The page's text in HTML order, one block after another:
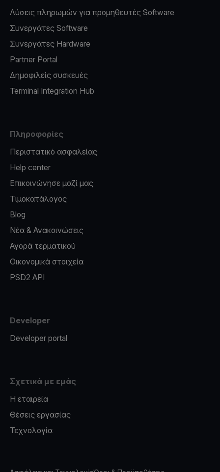
Λύσεις πληρωμών για προμηθευτές Software
Συνεργάτες Software
Συνεργάτες Hardware
Partner Portal
Δημοφιλείς συσκευές
Terminal Integration Hub
Πληροφορίες
Περιστατικό ασφαλείας
Help center
Επικοινώνησε μαζί μας
Τιμοκατάλογος
Blog
Νέα & Ανακοινώσεις
Αγορά τερματικού
Οικονομικά στοιχεία
PSD2 API
Developer
Developer portal
Σχετικά με εμάς
Η εταιρεία
Θέσεις εργασίας
Τεχνολογία